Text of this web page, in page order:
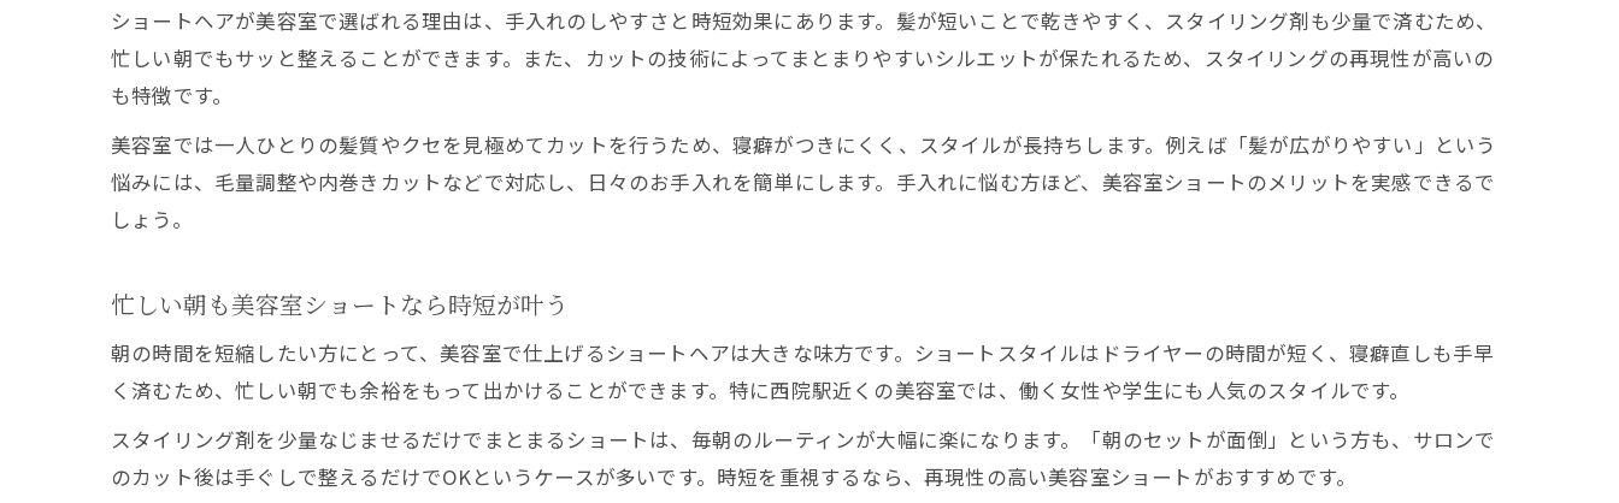
美容室の時短ショートで毎朝を快適に変える
ショートヘアの時短術を美容室が徹底解説
美容室のプロが語る扱いやすいショートの条件
朝楽ショートを実現する美容室の提案力とは
ショートヘアが美容室で選ばれる理由は、手入れのしやすさと時短効果にあります。髪が短いことで乾きやすく、スタイリング剤も少量で済むため、
忙しい朝でもサッと整えることができます。また、カットの技術によってまとまりやすいシルエットが保たれるため、スタイリングの再現性が高いの
も特徴です。
美容室では一人ひとりの髪質やクセを見極めてカットを行うため、寝癖がつきにくく、スタイルが長持ちします。例えば「髪が広がりやすい」という
悩みには、毛量調整や内巻きカットなどで対応し、日々のお手入れを簡単にします。手入れに悩む方ほど、美容室ショートのメリットを実感できるで
しょう。
忙しい朝も美容室ショートなら時短が叶う
朝の時間を短縮したい方にとって、美容室で仕上げるショートヘアは大きな味方です。ショートスタイルはドライヤーの時間が短く、寝癖直しも手早
く済むため、忙しい朝でも余裕をもって出かけることができます。特に西院駅近くの美容室では、働く女性や学生にも人気のスタイルです。
スタイリング剤を少量なじませるだけでまとまるショートは、毎朝のルーティンが大幅に楽になります。「朝のセットが面倒」という方も、サロンで
のカット後は手ぐしで整えるだけでOKというケースが多いです。時短を重視するなら、再現性の高い美容室ショートがおすすめです。